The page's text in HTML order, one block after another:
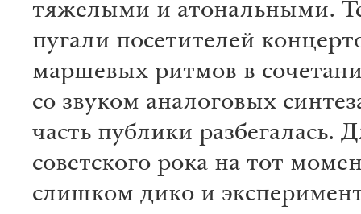
тяжелыми и атональными.
пугали посетителей
маршевых ритмов в
со звуком аналоговых
часть публики разбегалась.
советского рока на тот
слишком дико и